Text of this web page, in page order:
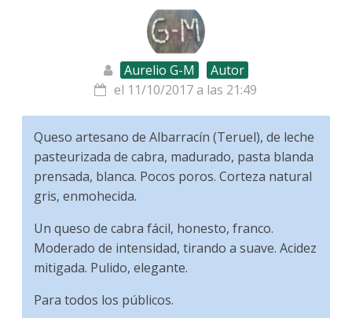
Aurelio G-M
Autor
el 11/10/2017 a las 21:49
Queso artesano de Albarracín (Teruel), de leche
pasteurizada de cabra, madurado, pasta blanda
prensada, blanca. Pocos poros. Corteza natural
gris, enmohecida.
Un queso de cabra fácil, honesto, franco.
Moderado de intensidad, tirando a suave. Acidez
mitigada. Pulido, elegante.
Para todos los públicos.